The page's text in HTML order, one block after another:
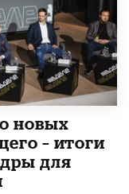
новых
– итоги
для